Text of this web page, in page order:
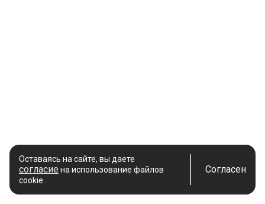
Оставаясь на сайте, вы даете
согласие на использование файлов
cookie
Согласен